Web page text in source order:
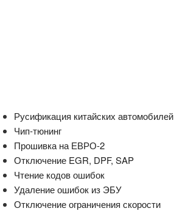
Русификация китайских автомобилей
Чип-тюнинг
Прошивка на ЕВРО-2
Отключение EGR, DPF, SAP
Чтение кодов ошибок
Удаление ошибок из ЭБУ
Отключение ограничения скорости